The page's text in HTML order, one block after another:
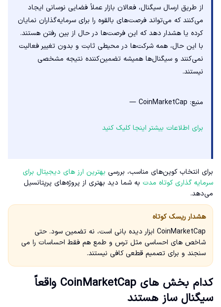
از طریق ارسال سیگنال، فعالان بازار عملاً فضایی نوسانی ایجاد
می‌کنند که می‌تواند فرصت‌های بالقوه را برای سرمایه‌گذاران نمایان
کرده یا هشدار دهد که این فرصت‌ها در حال از بین رفتن هستند.
با این حال، همه شرکت‌ها در محیطی ثابت و بدون تغییر فعالیت
نمی‌کنند و سیگنال‌ها همیشه تضمین‌کننده نتیجه مشخصی
نیستند.
منبع: CoinMarketCap —
برای اطلاعات بیشتر اینجا کلیک کنید
برای انتخاب کوین‌های مناسب، بررسی بهترین ارز های دیجیتال برای
سرمایه گذاری کوتاه مدت به شما دید بهتری از پروژه‌های پرپتانسیل
می‌دهد.
هشدار ریسک کوتاه
CoinMarketCap ابزار دیده بانی است، نه تضمین سود. حتی
شاخص های احساسی مثل ترس و طمع هم فقط احساسات را می
سنجند و برای تصمیم قطعی کافی نیستند.
کدام بخش های CoinMarketCap واقعاً
سیگنال ساز هستند